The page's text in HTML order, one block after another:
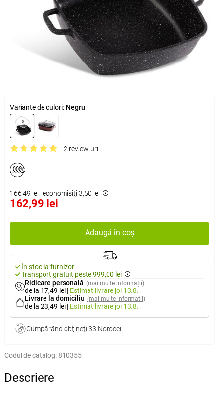
Variante de culori: Negru
2 review-uri
166,49 lei economisiţi 3,50 lei
162,99 lei
Adaugă în coș
În stoc la furnizor
Transport gratuit peste 999,00 lei
Ridicare personală (mai multe informații)
de la 17,49 lei | Estimat livrare joi 13.8.
Livrare la domiciliu (mai multe informații)
de la 23,49 lei | Estimat livrare joi 13.8.
Cumpărând obţineţi 33 Norocei
Codul de catalog: 810355
Descriere